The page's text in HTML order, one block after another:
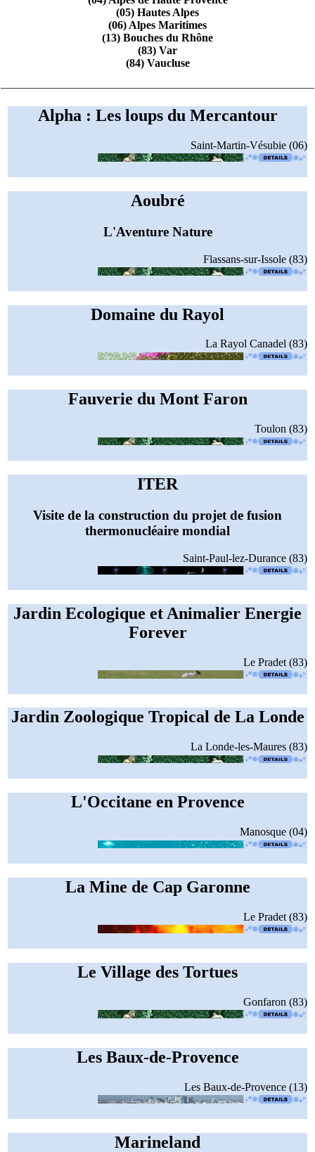
(05) Hautes Alpes
(06) Alpes Maritimes
(13) Bouches du Rhône
(83) Var
(84) Vaucluse
Alpha : Les loups du Mercantour
Saint-Martin-Vésubie (06)
Aoubré
L'Aventure Nature
Flassans-sur-Issole (83)
Domaine du Rayol
La Rayol Canadel (83)
Fauverie du Mont Faron
Toulon (83)
ITER
Visite de la construction du projet de fusion
thermonucléaire mondial
Saint-Paul-lez-Durance (83)
Jardin Ecologique et Animalier Energie
Forever
Le Pradet (83)
Jardin Zoologique Tropical de La Londe
La Londe-les-Maures (83)
L'Occitane en Provence
Manosque (04)
La Mine de Cap Garonne
Le Pradet (83)
Le Village des Tortues
Gonfaron (83)
Les Baux-de-Provence
Les Baux-de-Provence (13)
Marineland